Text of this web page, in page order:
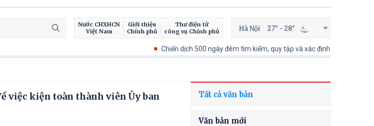
Nước CHXHCN
Việt Nam
Giới thiệu
Chính phủ
Thư điện tử
công vụ Chính phủ
Hà Nội 27° - 28°
Chiến dịch 500 ngày đêm tìm kiếm, quy tập và xác định danh tính hài cốt liệt
việc kiện toàn thành viên Ủy ban
Tất cả văn bản
Văn bản mới